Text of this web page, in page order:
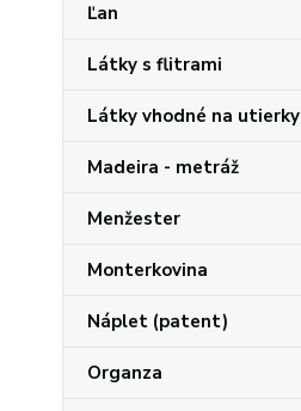
Ľan
Látky s flitrami
Látky vhodné na utierky
Madeira - metráž
Menžester
Monterkovina
Náplet (patent)
Organza